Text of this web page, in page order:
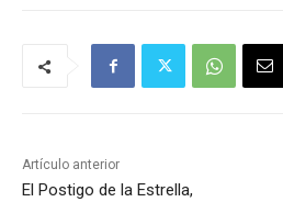
Artículo anterior
El Postigo de la Estrella,